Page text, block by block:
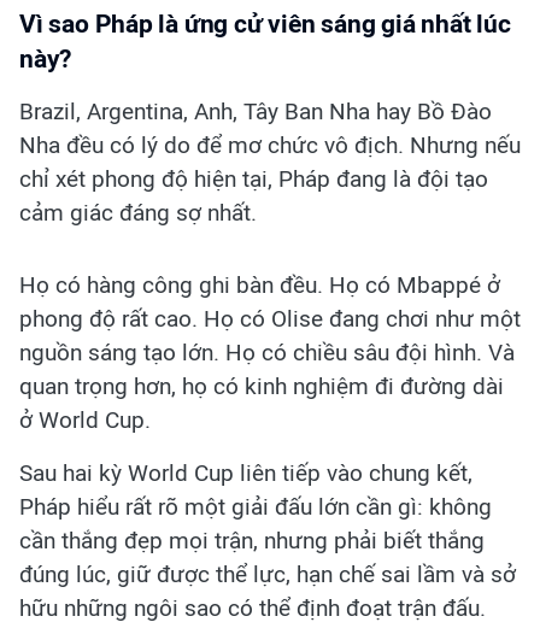
Vì sao Pháp là ứng cử viên sáng giá nhất lúc
này?
Brazil, Argentina, Anh, Tây Ban Nha hay Bồ Đào
Nha đều có lý do để mơ chức vô địch. Nhưng nếu
chỉ xét phong độ hiện tại, Pháp đang là đội tạo
cảm giác đáng sợ nhất.
Họ có hàng công ghi bàn đều. Họ có Mbappé ở
phong độ rất cao. Họ có Olise đang chơi như một
nguồn sáng tạo lớn. Họ có chiều sâu đội hình. Và
quan trọng hơn, họ có kinh nghiệm đi đường dài
ở World Cup.
Sau hai kỳ World Cup liên tiếp vào chung kết,
Pháp hiểu rất rõ một giải đấu lớn cần gì: không
cần thắng đẹp mọi trận, nhưng phải biết thắng
đúng lúc, giữ được thể lực, hạn chế sai lầm và sở
hữu những ngôi sao có thể định đoạt trận đấu.